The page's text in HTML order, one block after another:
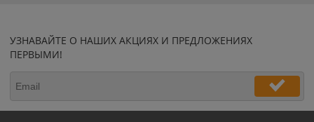
УЗНАВАЙТЕ О НАШИХ АКЦИЯХ И ПРЕДЛОЖЕНИЯХ
ПЕРВЫМИ!